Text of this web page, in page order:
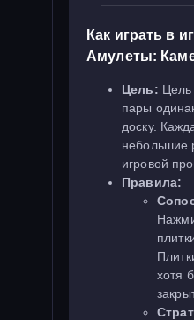
Как играть в
Амулеты:
Цель:
пары
доску.
небольшие
игровой
Правила:
хотя